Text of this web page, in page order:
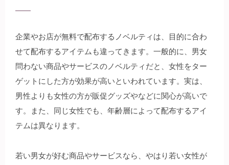
企業やお店が無料で配布するノベルティは、目的に合わ
せて配布するアイテムも違ってきます。 一般的に、男女
問わない商品やサービスのノベルティだと、女性をター
ゲットにした方が効果が高いといわれています。実は、
男性よりも女性の方が販促グッズやなどに関心が高いで
す。また、同じ女性でも、年齢層によって配布するアイ
テムは異なります。
若い男女が好む商品やサービスなら、やはり若い女性が